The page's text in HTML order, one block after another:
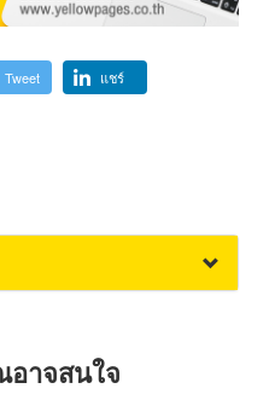
Tweet แชร์
าจสนใจ